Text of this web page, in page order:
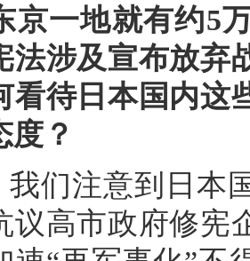
京一地就有约5
法涉及宣布放弃
看待日本国内这
度？
我们注意到日本
议高市政府修宪